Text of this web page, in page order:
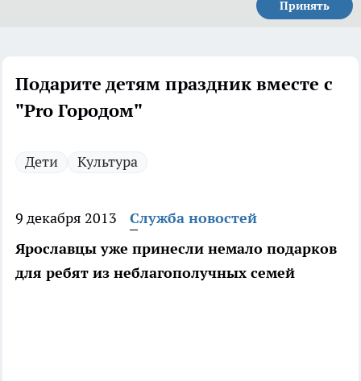
Принять
Подарите детям праздник вместе с
"Pro Городом"
Дети Культура
9 декабря 2013
Служба новостей
Ярославцы уже принесли немало подарков
для ребят из неблагополучных семей